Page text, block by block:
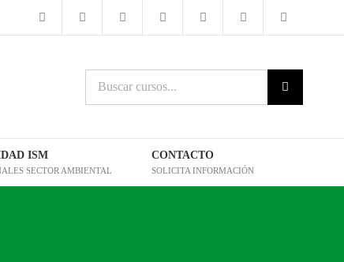
cursos:
ISM
SECTOR AMBIENTAL
CONTACTO
SOLICITA INFORMACIÓN